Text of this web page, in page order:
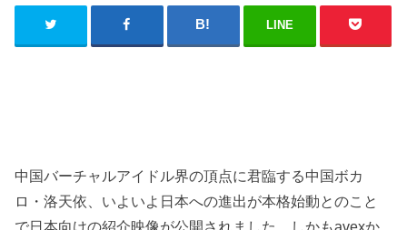
LINE
中国バーチャルアイドル界の頂点に君臨する中国ボカ
ロ・洛天依、いよいよ日本への進出が本格始動とのこと
で日本向けの紹介映像が公開されました。しかもavexか